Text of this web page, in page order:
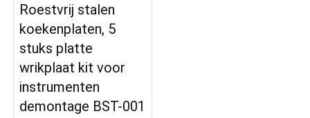
Roestvrij stalen
koekenplaten, 5
stuks platte
wrikplaat kit voor
instrumenten
demontage BST-001